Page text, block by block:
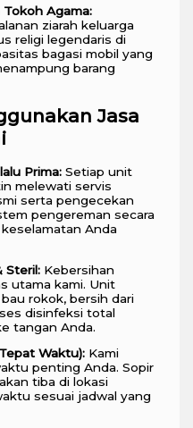
Agama:
ziarah keluarga
religi legendaris di
bagasi mobil yang
barang
Jasa
Prima:Setiap unit
melewati servis
serta pengecekan
pengereman secara
Anda
Steril:Kebersihan
utama kami. Unit
rokok, bersih dari
disinfeksi total
tangan Anda.
Waktu):Kami
penting Anda. Sopir
tiba di lokasi
sesuai jadwal yang